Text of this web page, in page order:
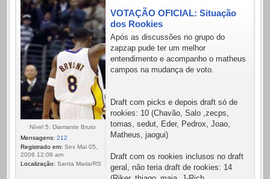
Nível 5: Diamante Bruto
Mensagens: 212
Registrado em: Sex Mai 05,
2006 12:08 am
Localização: Santa Maria/RS
VOTAÇÃO OFICIAL: Situação
dos Rookies
Após as discussões no grupo do
zapzap pude ter um melhor
entendimento e acompanho o matheus
campos na mudança de voto.
Draft com picks e depois draft só de
rookies: 10 (Chavão, Salo ,zecps,
tomas, sedut, Eder, Pedrox, Joao,
Matheus, jaogui)
Draft com os rookies inclusos no draft
geral, não teria draft de rookies: 14